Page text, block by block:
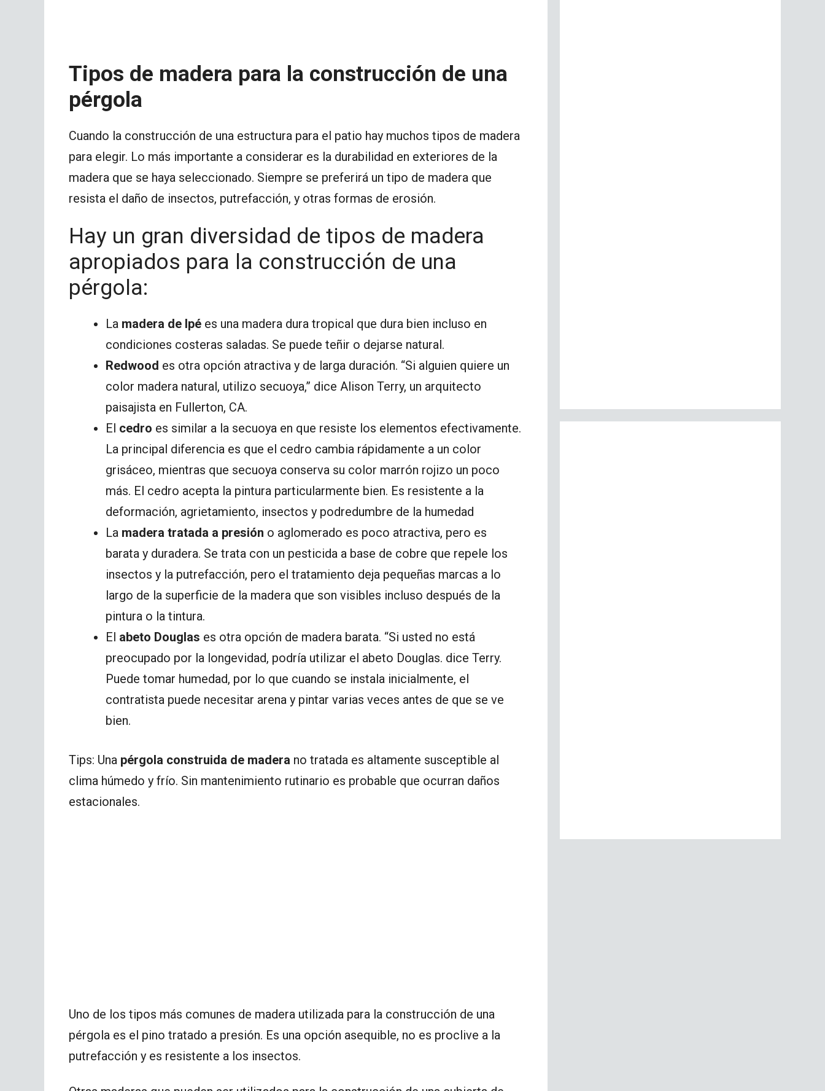
Tipos de madera para la construcción de una
pérgola
Cuando la construcción de una estructura para el patio hay muchos tipos de madera
para elegir. Lo más importante a considerar es la durabilidad en exteriores de la
madera que se haya seleccionado. Siempre se preferirá un tipo de madera que
resista el daño de insectos, putrefacción, y otras formas de erosión.
Hay un gran diversidad de tipos de madera
apropiados para la construcción de una
pérgola:
La madera de Ipé es una madera dura tropical que dura bien incluso en
condiciones costeras saladas. Se puede teñir o dejarse natural.
Redwood es otra opción atractiva y de larga duración. “Si alguien quiere un
color madera natural, utilizo secuoya,” dice Alison Terry, un arquitecto
paisajista en Fullerton, CA.
El cedro es similar a la secuoya en que resiste los elementos efectivamente.
La principal diferencia es que el cedro cambia rápidamente a un color
grisáceo, mientras que secuoya conserva su color marrón rojizo un poco
más. El cedro acepta la pintura particularmente bien. Es resistente a la
deformación, agrietamiento, insectos y podredumbre de la humedad
La madera tratada a presión o aglomerado es poco atractiva, pero es
barata y duradera. Se trata con un pesticida a base de cobre que repele los
insectos y la putrefacción, pero el tratamiento deja pequeñas marcas a lo
largo de la superficie de la madera que son visibles incluso después de la
pintura o la tintura.
El abeto Douglas es otra opción de madera barata. “Si usted no está
preocupado por la longevidad, podría utilizar el abeto Douglas. dice Terry.
Puede tomar humedad, por lo que cuando se instala inicialmente, el
contratista puede necesitar arena y pintar varias veces antes de que se ve
bien.
Tips: Una pérgola construida de madera no tratada es altamente susceptible al
clima húmedo y frío. Sin mantenimiento rutinario es probable que ocurran daños
estacionales.
Uno de los tipos más comunes de madera utilizada para la construcción de una
pérgola es el pino tratado a presión. Es una opción asequible, no es proclive a la
putrefacción y es resistente a los insectos.